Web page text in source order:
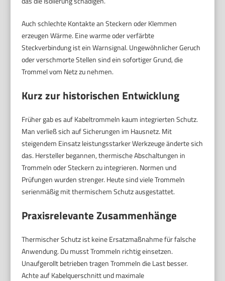
Auch schlechte Kontakte an Steckern oder Klemmen
erzeugen Wärme. Eine warme oder verfärbte
Steckverbindung ist ein Warnsignal. Ungewöhnlicher Geruch
oder verschmorte Stellen sind ein sofortiger Grund, die
Trommel vom Netz zu nehmen.
Kurz zur historischen Entwicklung
Früher gab es auf Kabeltrommeln kaum integrierten Schutz.
Man verließ sich auf Sicherungen im Hausnetz. Mit
steigendem Einsatz leistungsstarker Werkzeuge änderte sich
das. Hersteller begannen, thermische Abschaltungen in
Trommeln oder Steckern zu integrieren. Normen und
Prüfungen wurden strenger. Heute sind viele Trommeln
serienmäßig mit thermischem Schutz ausgestattet.
Praxisrelevante Zusammenhänge
Thermischer Schutz ist keine Ersatzmaßnahme für falsche
Anwendung. Du musst Trommeln richtig einsetzen.
Unaufgerollt betrieben tragen Trommeln die Last besser.
Achte auf Kabelquerschnitt und maximale